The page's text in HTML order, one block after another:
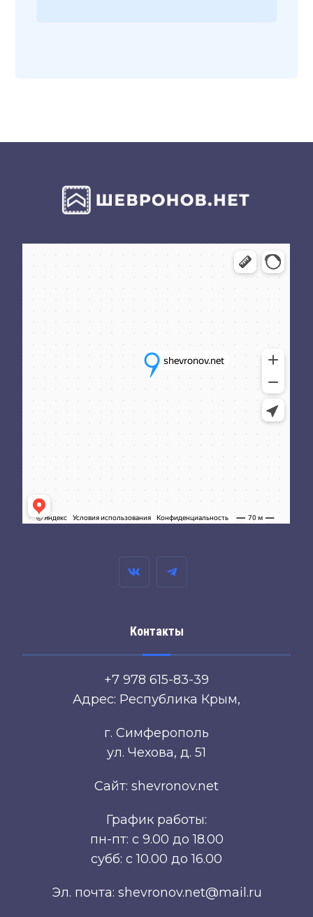
Контакты
+7 978 615-83-39
Адрес: Республика Крым,
г. Симферополь
ул. Чехова, д. 51
Сайт: shevronov.net
График работы:
пн-пт: с 9.00 до 18.00
субб: с 10.00 до 16.00
Эл. почта: shevronov.net@mail.ru